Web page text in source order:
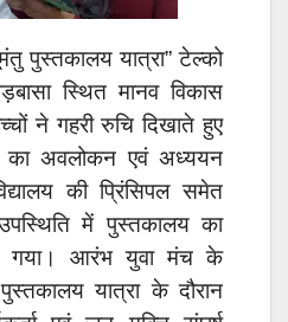
पुस्तकालय यात्रा” टेल्को
स्थित मानव विकास
ने गहरी रुचि दिखाते हुए
का अवलोकन एवं अध्ययन
की प्रिंसिपल समेत
में पुस्तकालय का
गया। आरंभ युवा मंच के
यात्रा के दौरान